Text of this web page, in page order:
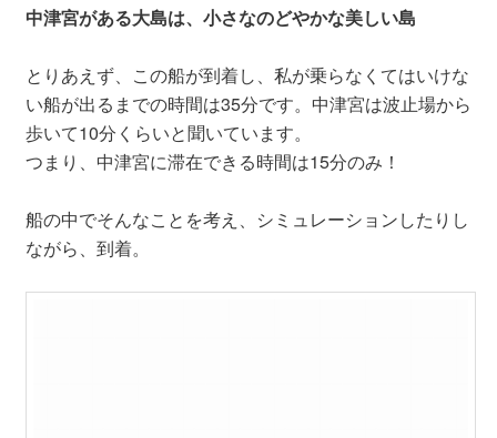
中津宮がある大島は、小さなのどやかな美しい島
とりあえず、この船が到着し、私が乗らなくてはいけな
い船が出るまでの時間は35分です。中津宮は波止場から
歩いて10分くらいと聞いています。
つまり、中津宮に滞在できる時間は15分のみ！
船の中でそんなことを考え、シミュレーションしたりし
ながら、到着。